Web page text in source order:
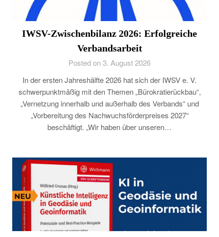
IWSV-Zwischenbilanz 2026: Erfolgreiche
Verbandsarbeit
Posted on 3. August 2026
In der ersten Jahreshälfte 2026 hat sich der IWSV e. V.
schwerpunktmäßig mit den Themen „Bürokratierückbau“,
„Vernetzung innerhalb und außerhalb des Verbands“ und
„Vorbereitung des Nachwuchsförderpreises 2027“
beschäftigt. „Wir haben über unseren…